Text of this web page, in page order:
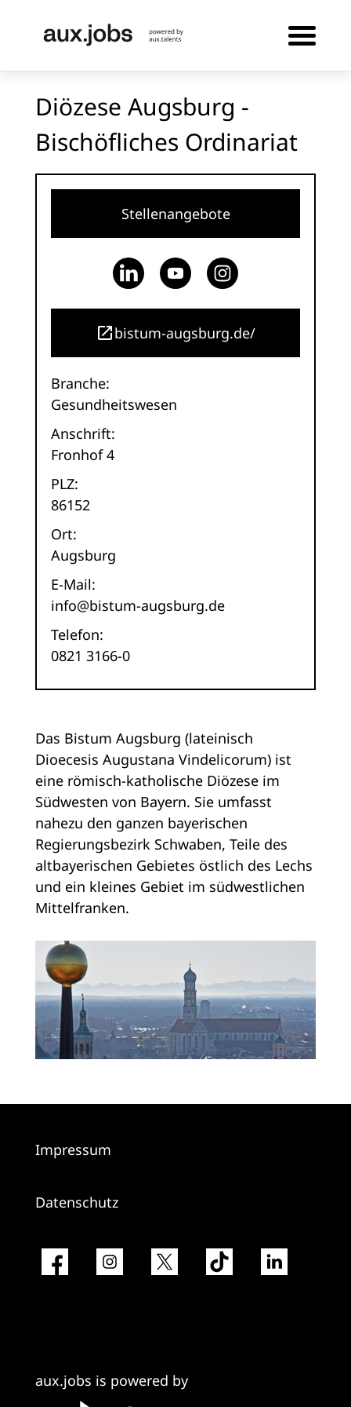
Diözese Augsburg -
Bischöfliches Ordinariat
Das Bistum Augsburg (lateinisch
Dioecesis Augustana Vindelicorum) ist
eine römisch-katholische Diözese im
Südwesten von Bayern. Sie umfasst
nahezu den ganzen bayerischen
Regierungsbezirk Schwaben, Teile des
altbayerischen Gebietes östlich des Lechs
und ein kleines Gebiet im südwestlichen
Mittelfranken.
Stellenangebote
bistum-augsburg.de/
Branche:
Gesundheitswesen
Anschrift:
Fronhof 4
PLZ:
86152
Ort:
Augsburg
E-Mail:
info@bistum-augsburg.de
Telefon:
0821 3166-0
Impressum
Datenschutz
aux.jobs is powered by